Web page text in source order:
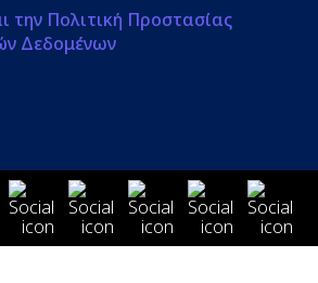
την Πολιτική Προστασίας
Δεδομένων